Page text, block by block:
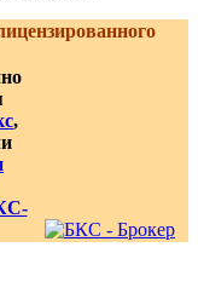
,